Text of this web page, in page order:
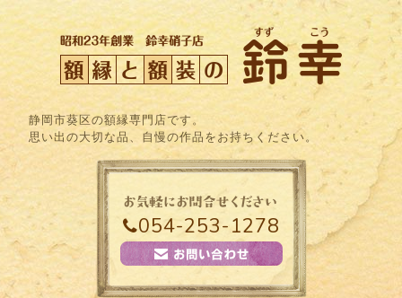
静岡市葵区の額縁専門店です。
思い出の大切な品、自慢の作品をお持ちください。
054-253-1278